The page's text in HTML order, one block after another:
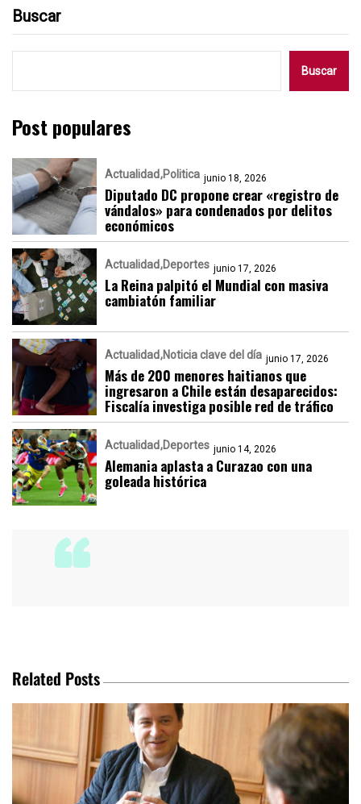
Buscar
Buscar
Post populares
Actualidad Politica junio 18, 2026
Diputado DC propone crear «registro de
vándalos» para condenados por delitos
económicos
Actualidad Deportes junio 17, 2026
La Reina palpitó el Mundial con masiva
cambiatón familiar
Actualidad Noticia clave del día junio 17, 2026
Más de 200 menores haitianos que
ingresaron a Chile están desaparecidos:
Fiscalía investiga posible red de tráfico
Actualidad Deportes junio 14, 2026
Alemania aplasta a Curazao con una
goleada histórica
Related Posts